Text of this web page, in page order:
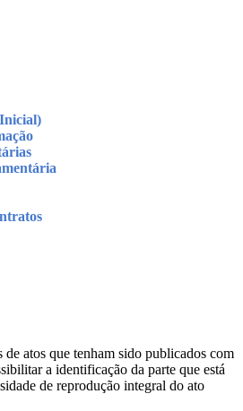
atos que tenham sido publicados com
a identificação da parte que está
de reprodução integral do ato